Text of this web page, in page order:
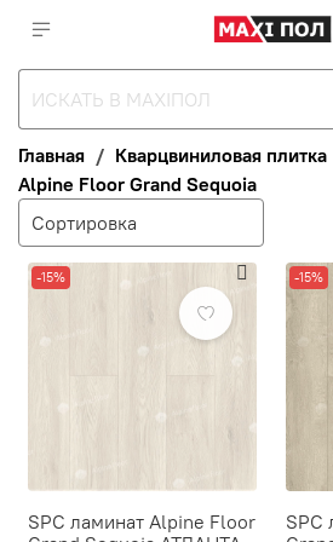
Главная Кварцвиниловая плитка
Alpine Floor Grand Sequoia
-15%
SPC ламинат Alpine Floor
-15%
SPC